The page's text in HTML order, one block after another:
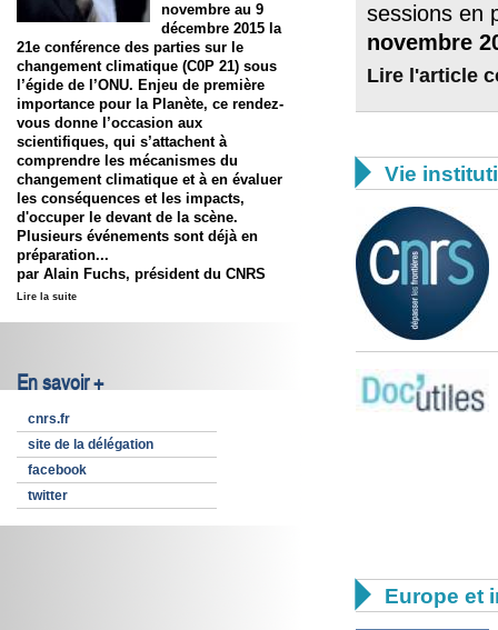
novembre au 9
décembre 2015 la
21e conférence des parties sur le
changement climatique (C0P 21) sous
l’égide de l’ONU. Enjeu de première
importance pour la Planète, ce rendez-
vous donne l’occasion aux
scientifiques, qui s’attachent à
comprendre les mécanismes du
changement climatique et à en évaluer
les conséquences et les impacts,
d'occuper le devant de la scène.
Plusieurs événements sont déjà en
préparation...
par Alain Fuchs, président du CNRS
Lire la suite
En savoir +
cnrs.fr
site de la délégation
facebook
twitter
sessions en
novembre
Lire l'article
 Vie
 Europe et